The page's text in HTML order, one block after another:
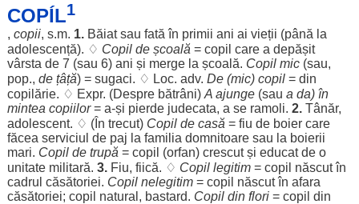
COPÍL1
, copii, s.m. 1. Băiatsau fată în primii ani ai vieții (până la
adolescență). ♢ Copilde școală = copil care a depășit
vârsta de 7 (sau 6) ani și mergela școală. Copil mic(sau,
pop., de țâță) = sugaci. ♢ Loc. adv. De (mic) copil= din
copilărie. ♢ Expr. (Despre bătrâni) A ajunge(sau a da) în
mintea copiilor= a-și pierde judecata, a se ramoli. 2. Tânăr,
adolescent. ♢ (În trecut) Copilde casă = fiu de boiercare
făcea serviciul de paj la familia domnitoaresau la boierii
mari. Copilde trupă = copil (orfan) crescutși educatde o
unitate militară. 3. Fiu, fiică. ♢ Copil legitim= copil născutîn
cadrul căsătoriei. Copil nelegitim= copil născutîn afara
căsătoriei; copil natural , bastard. Copildin flori= copil din